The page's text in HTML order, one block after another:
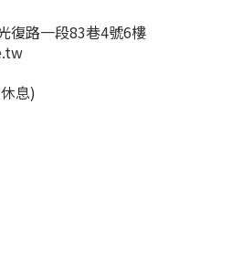
復路一段83巷4號6樓
息)